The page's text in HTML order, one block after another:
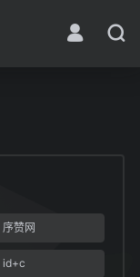
序赞网
id+c